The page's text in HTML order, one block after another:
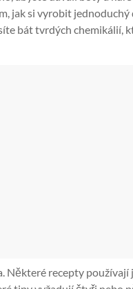
jak si vyrobit
bát tvrdých chemikálií,
Některé recepty používají